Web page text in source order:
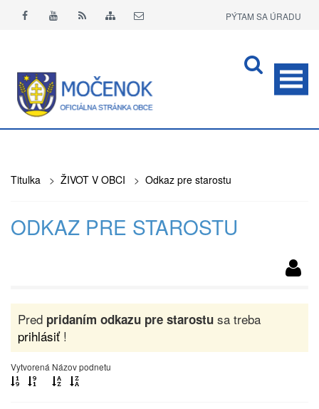
PÝTAM SA ÚRADU
Titulka > ŽIVOT V OBCI > Odkaz pre starostu
ODKAZ PRE STAROSTU
Pred pridaním odkazu pre starostu sa treba
prihlásiť!
Vytvorená Názov podnetu